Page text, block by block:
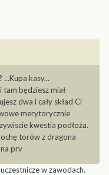
...Kupa kasy...
będziesz miał
dwa i cały skład Ci
merytorycznie
kwestia podłoża.
torów z dragona
prv
w zawodach.